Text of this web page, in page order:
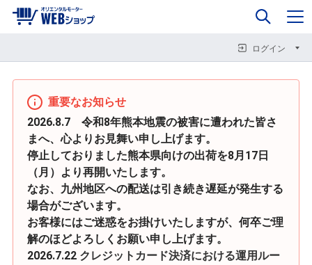
企業情報
ログイン
カート 0
重要なお知らせ
2026.8.7 令和8年熊本地震の被害に遭われた皆さ
まへ、心よりお見舞い申し上げます。
停止しておりました熊本県向けの出荷を8月17日
（月）より再開いたします。
なお、九州地区への配送は引き続き遅延が発生する
場合がございます。
お客様にはご迷惑をお掛けいたしますが、何卒ご理
解のほどよろしくお願い申し上げます。
2026.7.22 クレジットカード決済における運用ルー